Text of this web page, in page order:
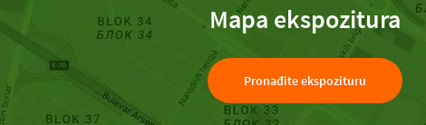
Mapa ekspozitura
Pronađite ekspozituru